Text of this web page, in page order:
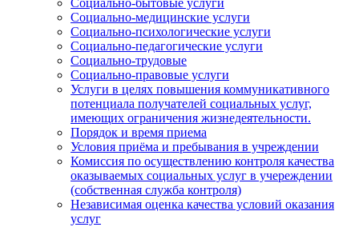
Социально-бытовые услуги
Социально-медицинские услуги
Социально-психологические услуги
Социально-педагогические услуги
Социально-трудовые
Социально-правовые услуги
Услуги в целях повышения коммуникативного
потенциала получателей социальных услуг,
имеющих ограничения жизнедеятельности.
Порядок и время приема
Условия приёма и пребывания в учреждении
Комиссия по осуществлению контроля качества
оказываемых социальных услуг в учереждении
(собственная служба контроля)
Независимая оценка качества условий оказания
услуг